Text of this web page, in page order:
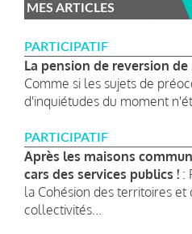
MES ARTICLES
PARTICIPATIF
La pension de reversion
Comme si les sujets de
d'inquiétudes du moment
PARTICIPATIF
Après les maisons
cars des services publics ! :
la Cohésion des territoires et
collectivités...